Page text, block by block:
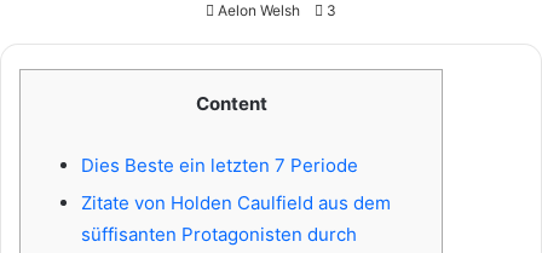
Aelon Welsh 3
Content
Dies Beste ein letzten 7 Periode
Zitate von Holden Caulfield aus dem
süffisanten Protagonisten durch